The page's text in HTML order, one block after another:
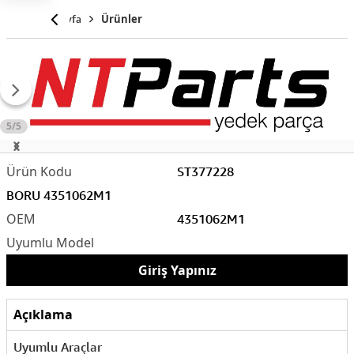
Anasayfa Ürünler
5/5
ST377228
4351062M1
BORU 4351062M1
Giriş Yapınız
Açıklama
Uyumlu Araçlar